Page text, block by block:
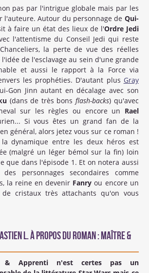
pas par l'intrigue globale mais par les
l'auteure. Autour du personnage de Qui-
à faire un état des lieux de l'Ordre Jedi
l'attentisme du Conseil Jedi qui reste
la perte de vue des réelles
de l'esclavage au sein d'une grande
et aussi le rapport à la Force via
les prophéties. D'autant plus Gray
Gon Jinn autant en décalage avec son
(dans de très bonsflash-backs) qu'avec
sur les règles ou encore un Rael
Si vous êtes un grand fan de la
général, alors jetez vous sur ce roman !
dynamique entre les deux héros est
(malgré un léger bémol sur la fin) loin
que dans l'épisode 1. Et on notera aussi
personnages secondaires comme
la reine en devenir Fanry ou encore un
cristaux très attachants qu'on vous
L.à propos du Roman : Maître &
& Apprenti n'est certes pas un